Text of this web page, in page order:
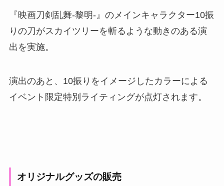
『映画刀剣乱舞-黎明-』のメインキャラクター10振
りの刀がスカイツリーを斬るような動きのある演
出を実施。
演出のあと、10振りをイメージしたカラーによる
イベント限定特別ライティングが点灯されます。
オリジナルグッズの販売